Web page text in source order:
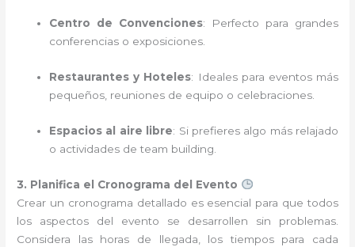
Centro de Convenciones: Perfecto para grandes
conferencias o exposiciones.
Restaurantes y Hoteles: Ideales para eventos más
pequeños, reuniones de equipo o celebraciones.
Espacios al aire libre: Si prefieres algo más relajado
o actividades de team building.
3. Planifica el Cronograma del Evento
Crear un cronograma detallado es esencial para que todos
los aspectos del evento se desarrollen sin problemas.
Considera las horas de llegada, los tiempos para cada